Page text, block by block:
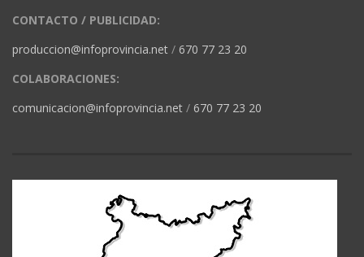
CONTACTO / PUBLICIDAD:
produccion@infoprovincia.net / 670 77 23 20
COLABORACIONES:
comunicacion@infoprovincia.net / 670 77 23 20